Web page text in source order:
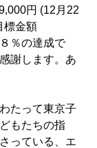
円 (12月22
標金額
％の達成で
謝します。あ
たって東京子
もたちの指
っている、エ